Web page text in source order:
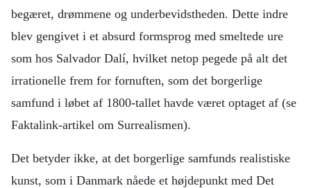
begæret, drømmene og underbevidstheden. Dette indre
blev gengivet i et absurd formsprog med smeltede ure
som hos Salvador Dalí, hvilket netop pegede på alt det
irrationelle frem for fornuften, som det borgerlige
samfund i løbet af 1800-tallet havde været optaget af (se
Faktalink-artikel om Surrealismen).
Det betyder ikke, at det borgerlige samfunds realistiske
kunst, som i Danmark nåede et højdepunkt med Det